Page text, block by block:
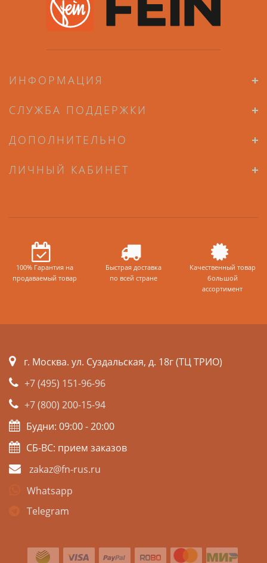
ИНФОРМАЦИЯ
СЛУЖБА ПОДДЕРЖКИ
ДОПОЛНИТЕЛЬНО
ЛИЧНЫЙ КАБИНЕТ
100% Гарантия на
продаваемый товар
Быстрая доставка
по всей стране
Качественный товар
большой
ассортимент
г. Москва. ул. Суздальская, д. 18г (ТЦ ТРИО)
+7 (495) 151-96-96
+7 (800) 200-15-94
Будни: 09:00 - 20:00
СБ-ВС: прием заказов
zakaz@fn-rus.ru
Whatsapp
Telegram